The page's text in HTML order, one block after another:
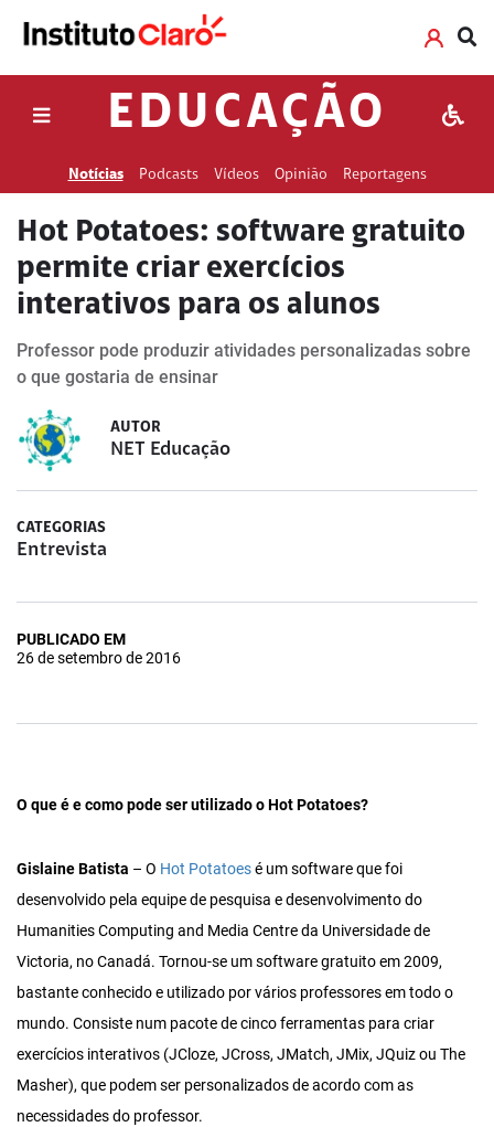
EDUCAÇÃO
Notícias Podcasts Vídeos Opinião Reportagens
Hot Potatoes: software gratuito
permite criar exercícios
interativos para os alunos
Professor pode produzir atividades personalizadas sobre
o que gostaria de ensinar
AUTOR
NET Educação
CATEGORIAS
Entrevista
PUBLICADO EM
26 de setembro de 2016
O que é e como pode ser utilizado o Hot Potatoes?
Gislaine Batista – O Hot Potatoesé um software que foi
desenvolvido pela equipe de pesquisa e desenvolvimento do
Humanities Computing and Media Centre da Universidade de
Victoria, no Canadá. Tornou-se um software gratuito em 2009,
bastante conhecido e utilizado por vários professores em todo o
mundo. Consiste num pacote de cinco ferramentas para criar
exercícios interativos (JCloze, JCross, JMatch, JMix, JQuiz ou The
Masher), que podem ser personalizados de acordo com as
necessidades do professor.